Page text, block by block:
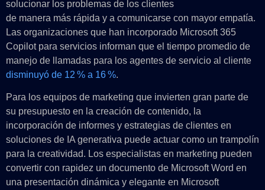
solucionar los problemas de los clientes
de manera más rápida y a comunicarse con mayor empatía.
Las organizaciones que han incorporado Microsoft 365
Copilot para servicios informan que el tiempo promedio de
manejo de llamadas para los agentes de servicio al cliente
disminuyó de 12 % a 16 %.
Para los equipos de marketing que invierten gran parte de
su presupuesto en la creación de contenido, la
incorporación de informes y estrategias de clientes en
soluciones de IA generativa puede actuar como un trampolín
para la creatividad. Los especialistas en marketing pueden
convertir con rapidez un documento de Microsoft Word en
una presentación dinámica y elegante en Microsoft